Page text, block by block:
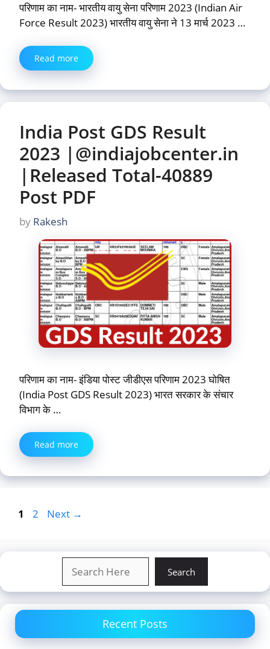
परिणाम का नाम- भारतीय वायु सेना परिणाम 2023 (Indian Air
Force Result 2023) भारतीय वायु सेना ने 13 मार्च 2023 …
Read more
India Post GDS Result
2023 |@indiajobcenter.in
|Released Total-40889
Post PDF
by Rakesh
परिणाम का नाम- इंडिया पोस्ट जीडीएस परिणाम 2023 घोषित
(India Post GDS Result 2023) भारत सरकार के संचार
विभाग के …
Read more
Page
1 Page
2 Next →
Search
Recent Posts